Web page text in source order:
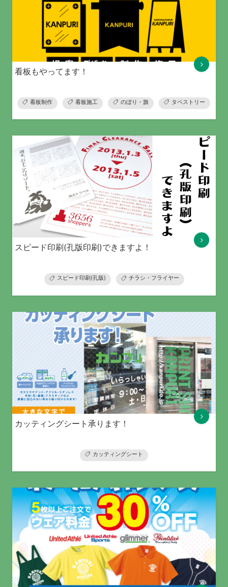
看板もやってます！
看板制作 看板施工 のぼり・旗 タペストリー
スピード印刷(孔版印刷)できますよ！
スピード印刷(孔版) チラシ・フライヤー
カッティングシート承ります！
カッティングシート